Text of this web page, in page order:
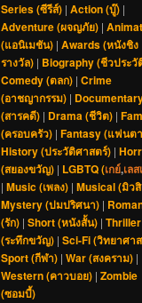
Series (ซีรีส์) | Action (บู๊) |
Adventure (ผจญภัย) |
(แอนิเมชัน) | Awards (หนังชิง
รางวัล) | Biography (ชีวประวั
Comedy (ตลก) | Crime
(อาชญากรรม) |
(สารคดี) | Drama (ชีวิต) |
(ครอบครัว) | Fantasy (แฟนต
History (ประวัติศาสตร์) |
(สยองขวัญ) | LGBTQ (เกย์,เล
| Music (เพลง) | Musical (มิว
Mystery (ปมปริศนา) |
(รัก) | Short (หนังสั้น) | Thriller
(ระทึกขวัญ) | Sci-Fi (วิทยาศา
Sport (กีฬา) | War (สงคราม) |
Western (คาวบอย) | Zombie
(ซอมบี้)